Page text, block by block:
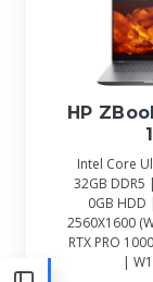
HP
Intel Core
32GB DDR5
0GB
2560X1600
RTX PRO
|